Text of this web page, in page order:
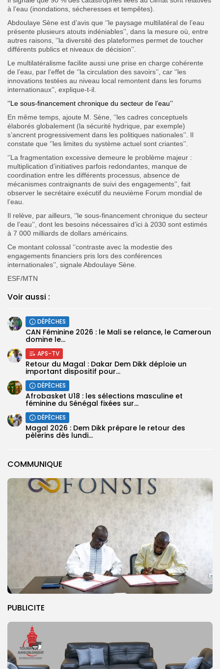
COMMUNIQUE
PUBLICITE
à l’eau (inondations, sécheresses et tempêtes).
Abdoulaye Sène est d’avis que ‘’le paysage multilatéral de l’eau
présente plusieurs atouts indéniables’’, dans la mesure où, entre
autres raisons, ‘’la diversité des plateformes permet de toucher
différents publics et niveaux de décision’’.
Le multilatéralisme facilite aussi une prise en charge cohérente
de l’eau, par l’effet de ‘’la circulation des savoirs’’, car ‘’les
innovations testées au niveau local remontent dans les forums
internationaux’’, explique-t-il.
‘’Le sous-financement chronique du secteur de l’eau’’
En même temps, ajoute M. Sène, ‘’les cadres conceptuels
élaborés globalement (la sécurité hydrique, par exemple)
s’ancrent progressivement dans les politiques nationales’’. Il
constate que ‘’les limites du système actuel sont criantes’’.
‘’La fragmentation excessive demeure le problème majeur :
multiplication d’initiatives parfois redondantes, manque de
coordination entre les différents processus, absence de
mécanismes contraignants de suivi des engagements’’, fait
observer le secrétaire exécutif du neuvième Forum mondial de
l’eau.
Il relève, par ailleurs, ‘’le sous-financement chronique du secteur
de l’eau’’, dont les besoins nécessaires d’ici à 2030 sont estimés
à 7 000 milliards de dollars américains.
Ce montant colossal ‘’contraste avec la modestie des
engagements financiers pris lors des conférences
internationales’’, signale Abdoulaye Sène.
ESF/MTN
Voir aussi :
DÉPÊCHES
‎CAN Féminine 2026 : le Mali se relance, le Cameroun
domine le...
APS-TV
Retour du Magal : Dakar Dem Dikk déploie un
important dispositif pour...
DÉPÊCHES
‎Afrobasket U18 : les sélections masculine et
féminine du Sénégal fixées sur...
DÉPÊCHES
Magal 2026 : Dem Dikk prépare le retour des
pèlerins dès lundi...